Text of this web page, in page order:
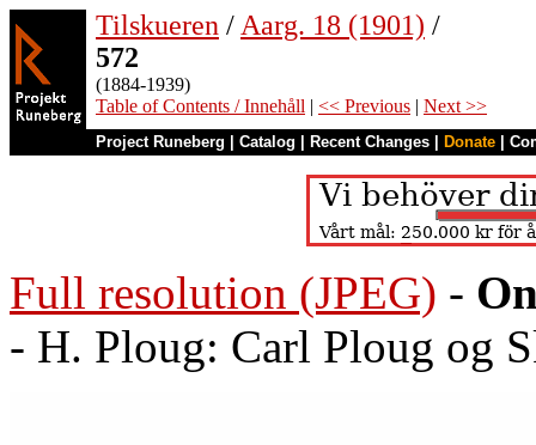
Tilskueren / Aarg. 18 (1901) /
572
(1884-1939)
Table of Contents / Innehåll | << Previous | Next >>
Project Runeberg Catalog Recent Changes Donate
Full resolution (JPEG) -
- H. Ploug: Carl Ploug og